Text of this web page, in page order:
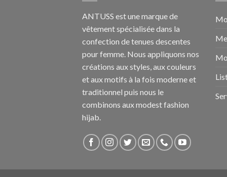
ANTUSS est une marque de
vêtement spécialisée dans la
confection de tenues descentes
pour femme. Nous appliquons nos
créations aux styles, aux couleurs
et aux motifs à la fois moderne et
traditionnel puis nous le
combinons aux modest fashion
hijab.